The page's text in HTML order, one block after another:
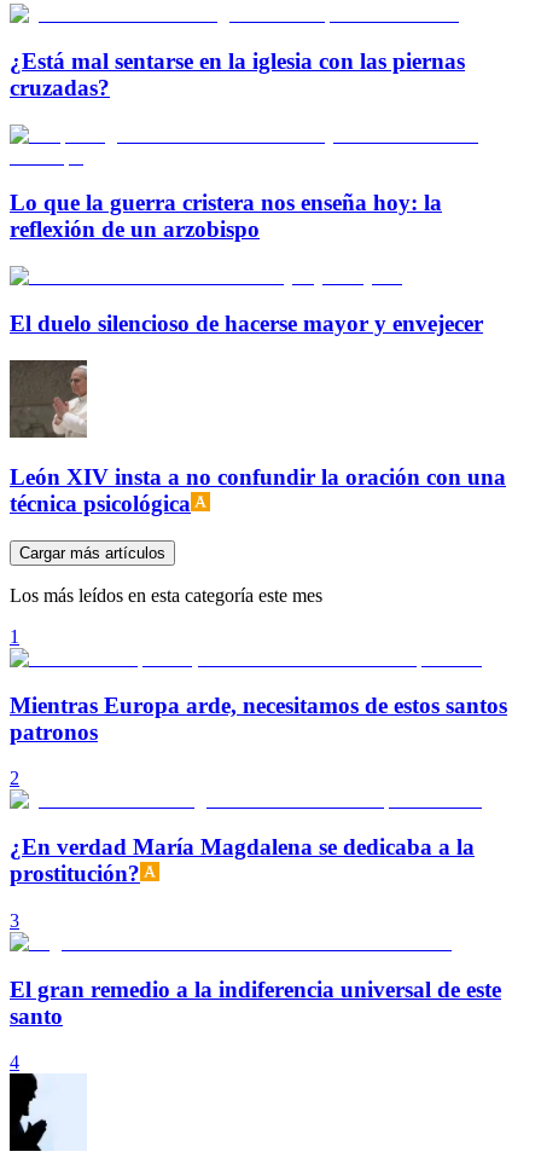
¿Está mal sentarse en la iglesia con las piernas
cruzadas?
Lo que la guerra cristera nos enseña hoy: la
reflexión de un arzobispo
El duelo silencioso de hacerse mayor y envejecer
León XIV insta a no confundir la oración con una
técnica psicológica
Cargar más artículos
Los más leídos en esta categoría este mes
1
Mientras Europa arde, necesitamos de estos santos
patronos
2
¿En verdad María Magdalena se dedicaba a la
prostitución?
3
El gran remedio a la indiferencia universal de este
santo
4